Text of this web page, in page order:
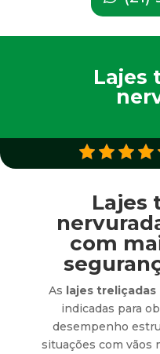
Lajes
Lajes
com
As lajes treliçadas
indicadas para
desempenho
situações com vãos